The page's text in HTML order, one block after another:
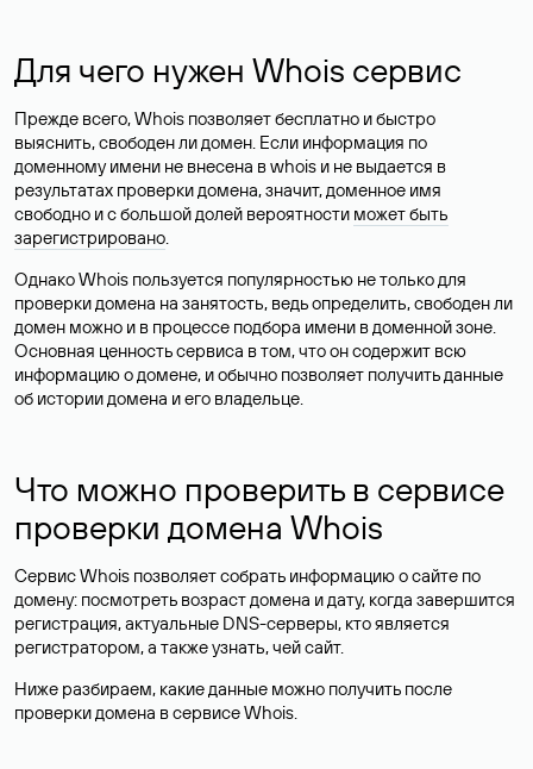
Для чего нужен Whois сервис
Прежде всего, Whois позволяет бесплатно и быстро
выяснить, свободен ли домен. Если информация по
доменному имени не внесена в whois и не выдается в
результатах проверки домена, значит, доменное имя
свободно и с большой долей вероятности может быть
зарегистрировано.
Однако Whois пользуется популярностью не только для
проверки домена на занятость, ведь определить, свободен ли
домен можно и в процессе подбора имени в доменной зоне.
Основная ценность сервиса в том, что он содержит всю
информацию о домене, и обычно позволяет получить данные
об истории домена и его владельце.
Что можно проверить в сервисе
проверки домена Whois
Сервис Whois позволяет собрать информацию о сайте по
домену: посмотреть возраст домена и дату, когда завершится
регистрация, актуальные DNS-серверы, кто является
регистратором, а также узнать, чей сайт.
Ниже разбираем, какие данные можно получить после
проверки домена в сервисе Whois.